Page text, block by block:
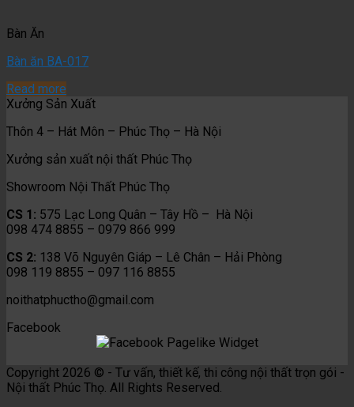
Bàn Ăn
Bàn ăn BA-017
Read more
Xưởng Sản Xuất
Thôn 4 – Hát Môn – Phúc Thọ – Hà Nội
Xưởng sản xuất nội thất Phúc Thọ
Showroom Nội Thất Phúc Thọ
CS 1: 575 Lạc Long Quân – Tây Hồ – Hà Nội
098 474 8855 – 0979 866 999
CS 2: 138 Võ Nguyên Giáp – Lê Chân – Hải Phòng
098 119 8855 – 097 116 8855
noithatphuctho@gmail.com
Facebook
Copyright 2026 © - Tư vấn, thiết kế, thi công nội thất trọn gói -
Nội thất Phúc Thọ. All Rights Reserved.